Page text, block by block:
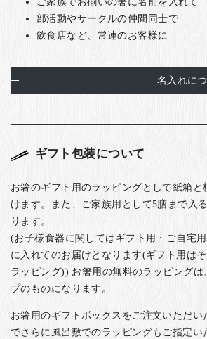
部活動やサークルの仲間同士で
飲食店など、常連のお客様に
名入れに
ギフト包装について
お箸のギフト用のラッピングとして紙箱と
けます。また、ご家族用として5膳まで入
ります。
(お子様食器に関してはギフト用・ご自宅
に入れてのお届けとなります(ギフト用は
ラッピング)) お箸用の無料のラッピングは
プのものになります。
お箸用のギフトボックスをご注文いただい
でさらに風呂敷でのラッピングもご指定い